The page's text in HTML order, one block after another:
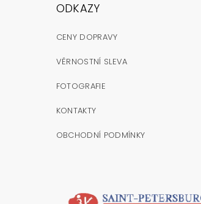
ODKAZY
CENY DOPRAVY
VĚRNOSTNÍ SLEVA
FOTOGRAFIE
KONTAKTY
OBCHODNÍ PODMÍNKY